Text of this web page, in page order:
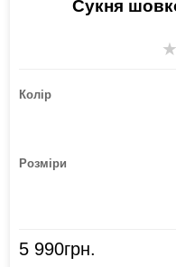
Сукня
★
Колір
Розміри
5 990грн.